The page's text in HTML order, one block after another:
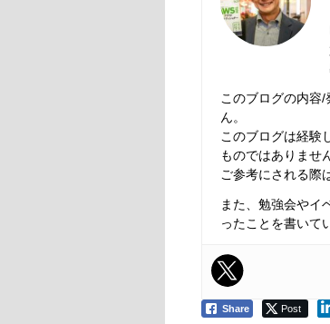
このブログの内容
ん。
このブログは経験
ものではありませ
ご参考にされる際
また、勉強会やイ
ったことを書いて
Share Post